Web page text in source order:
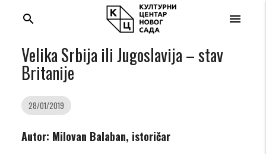
menu
search
Velika Srbija ili Jugoslavija – stav
Britanije
28/01/2019
Autor: Milovan Balaban, istoričar